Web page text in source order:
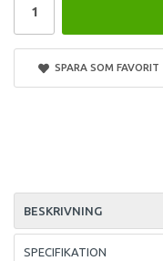
SPARA SOM FAVORIT
BESKRIVNING
SPECIFIKATION